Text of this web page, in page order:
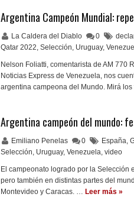
Argentina Campeón Mundial:
La Caldera del Diablo 0
Qatar 2022, Selección, Uruguay,
Nelson Foliatti, comentarista de AM 770
Noticias Express de Venezuela, nos
argentina campeona del Mundo. Mirá
Argentina campeón del mundo:
Emiliano Penelas 0 España,
Selección, Uruguay, Venezuela, video
El campeonato logrado por la Selección
pero también en distintas partes del
Montevideo y Caracas. … Leer más »